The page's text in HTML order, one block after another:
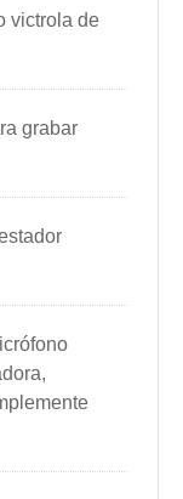
victrola de
grabar